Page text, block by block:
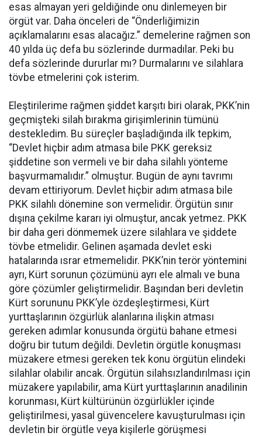
esas almayan yeri geldiğinde onu dinlemeyen bir
örgüt var. Daha önceleri de “Önderliğimizin
açıklamalarını esas alacağız.” demelerine rağmen son
40 yılda üç defa bu sözlerinde durmadılar. Peki bu
defa sözlerinde dururlar mı? Durmalarını ve silahlara
tövbe etmelerini çok isterim.
Eleştirilerime rağmen şiddet karşıtı biri olarak, PKK’nin
geçmişteki silah bırakma girişimlerinin tümünü
destekledim. Bu süreçler başladığında ilk tepkim,
“Devlet hiçbir adım atmasa bile PKK gereksiz
şiddetine son vermeli ve bir daha silahlı yönteme
başvurmamalıdır.” olmuştur. Bugün de aynı tavrımı
devam ettiriyorum. Devlet hiçbir adım atmasa bile
PKK silahlı dönemine son vermelidir. Örgütün sınır
dışına çekilme kararı iyi olmuştur, ancak yetmez. PKK
bir daha geri dönmemek üzere silahlara ve şiddete
tövbe etmelidir. Gelinen aşamada devlet eski
hatalarında ısrar etmemelidir. PKK’nin terör yöntemini
ayrı, Kürt sorunun çözümünü ayrı ele almalı ve buna
göre çözümler geliştirmelidir. Başından beri devletin
Kürt sorununu PKK’yle özdeşleştirmesi, Kürt
yurttaşlarının özgürlük alanlarına ilişkin atması
gereken adımlar konusunda örgütü bahane etmesi
doğru bir tutum değildi. Devletin örgütle konuşması
müzakere etmesi gereken tek konu örgütün elindeki
silahlar olabilir ancak. Örgütün silahsızlandırılması için
müzakere yapılabilir, ama Kürt yurttaşlarının anadilinin
korunması, Kürt kültürünün özgürlükler içinde
geliştirilmesi, yasal güvencelere kavuşturulması için
devletin bir örgütle veya kişilerle görüşmesi